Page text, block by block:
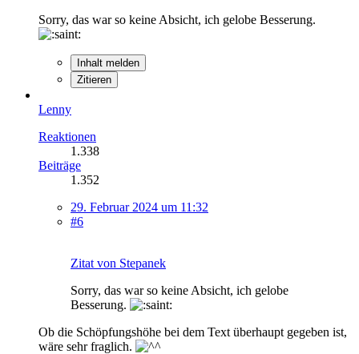
Sorry, das war so keine Absicht, ich gelobe Besserung.
Inhalt melden
Zitieren
Lenny
Reaktionen
1.338
Beiträge
1.352
29. Februar 2024 um 11:32
#6
Zitat von Stepanek
Sorry, das war so keine Absicht, ich gelobe
Besserung.
Ob die Schöpfungshöhe bei dem Text überhaupt gegeben ist,
wäre sehr fraglich.